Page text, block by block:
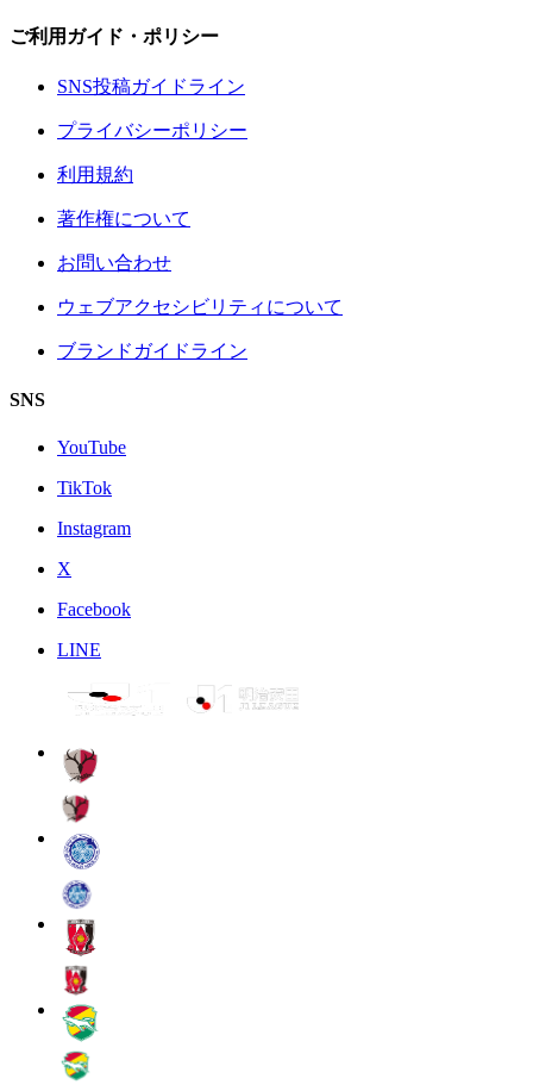
ご利用ガイド・ポリシー
SNS投稿ガイドライン
プライバシーポリシー
利用規約
著作権について
お問い合わせ
ウェブアクセシビリティについて
ブランドガイドライン
SNS
YouTube
TikTok
Instagram
X
Facebook
LINE